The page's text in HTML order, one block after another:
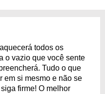
todos os
o vazio que você sente
Tudo o que
em si mesmo e não se
firme! O melhor